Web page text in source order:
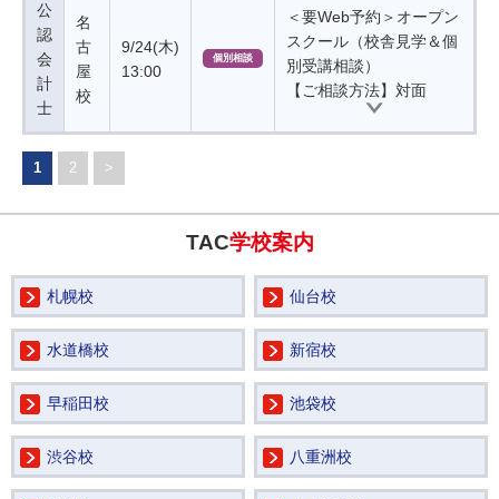
公
認
会
計
士
名
古
屋
校
9/24(木)
13:00
個別相談
＜要Web予約＞オープン
スクール（校舎見学＆個
別受講相談）
【ご相談方法】対面
1 2 >
TAC学校案内
札幌校 仙台校
水道橋校 新宿校
早稲田校 池袋校
渋谷校 八重洲校